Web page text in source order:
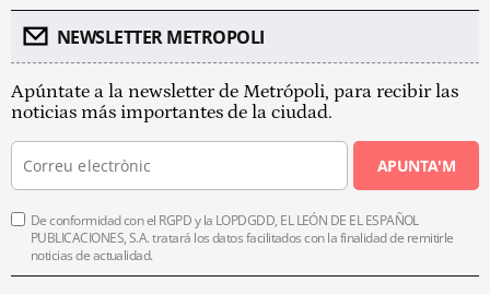
NEWSLETTER METROPOLI
Apúntate a la newsletter de Metrópoli, para recibir las
noticias más importantes de la ciudad.
APUNTA'M
De conformidad con el RGPD y la LOPDGDD, EL LEÓN DE EL ESPAÑOL
PUBLICACIONES, S.A. tratará los datos facilitados con la finalidad de remitirle
noticias de actualidad.